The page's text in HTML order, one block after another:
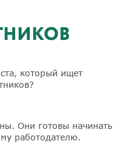
который ищет
Они готовы начинать
работодателю.